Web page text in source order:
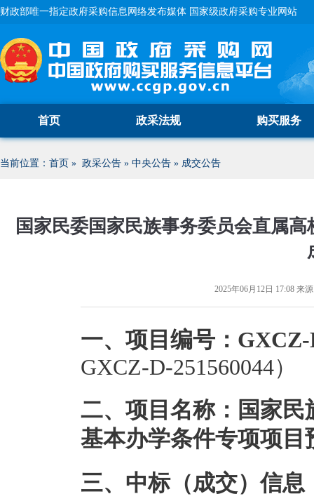
财政部唯一指定政府采购信息网络发布媒体 国家级政府采购专业网站
首页 政采法规 购买服务
当前位置： 首页 » 政采公告 » 中央公告 » 成交公告
国家民委国家民族事务委员会直属
2025年06月12日 17:08 来
一、项目编号：GXCZ-
GXCZ-D-251560044）
二、项目名称：国家民
基本办学条件专项项目
三、中标（成交）信息